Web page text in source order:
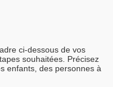
ci-dessous de vos
souhaitées. Précisez
enfants, des personnes à